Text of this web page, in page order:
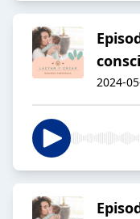
2024-